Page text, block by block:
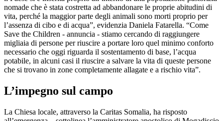
nomade che è stata costretta ad abbandonare le proprie abitudini di
vita, perché la maggior parte degli animali sono morti proprio per
l’assenza di cibo e di acqua”, evidenzia Daniela Fatarella. “Come
Save the Children - annuncia - stiamo cercando di raggiungere
migliaia di persone per riuscire a portare loro quel minimo conforto
necessario che oggi riguarda il sostentamento di base, l’acqua
potabile, in alcuni casi il riuscire a salvare la vita di queste persone
che si trovano in zone completamente allagate e a rischio vita”.
L’impegno sul campo
La Chiesa locale, attraverso la Caritas Somalia, ha risposto